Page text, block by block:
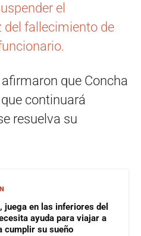
el
del fallecimiento de
que Concha
continuará
resuelva su
juega en las inferiores del
ayuda para viajar a
cumplir su sueño